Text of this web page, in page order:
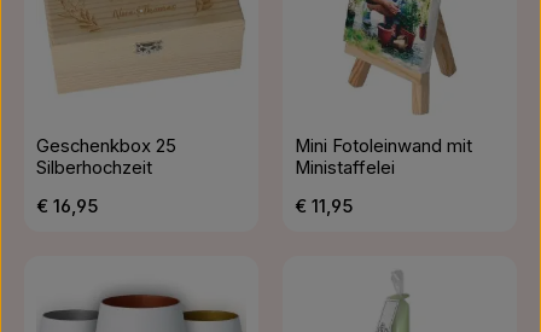
Geschenkbox 25
Silberhochzeit
Regulärer Preis:
€ 16,95
Mini Fotoleinwand mit
Ministaffelei
Regulärer Preis:
€ 11,95